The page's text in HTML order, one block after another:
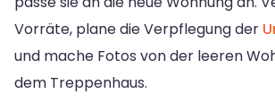
Vorräte, plane die Verpflegung der
und mache Fotos von der leeren
dem Treppenhaus.